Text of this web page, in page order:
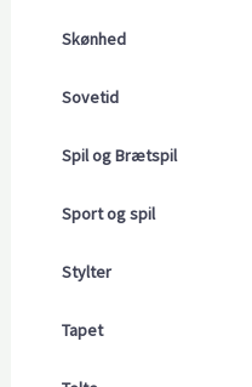
Skønhed
Sovetid
Spil og Brætspil
Sport og spil
Stylter
Tapet